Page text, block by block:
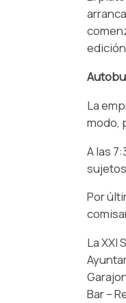
La
modo,
A las
Por
La XXI
Bar –